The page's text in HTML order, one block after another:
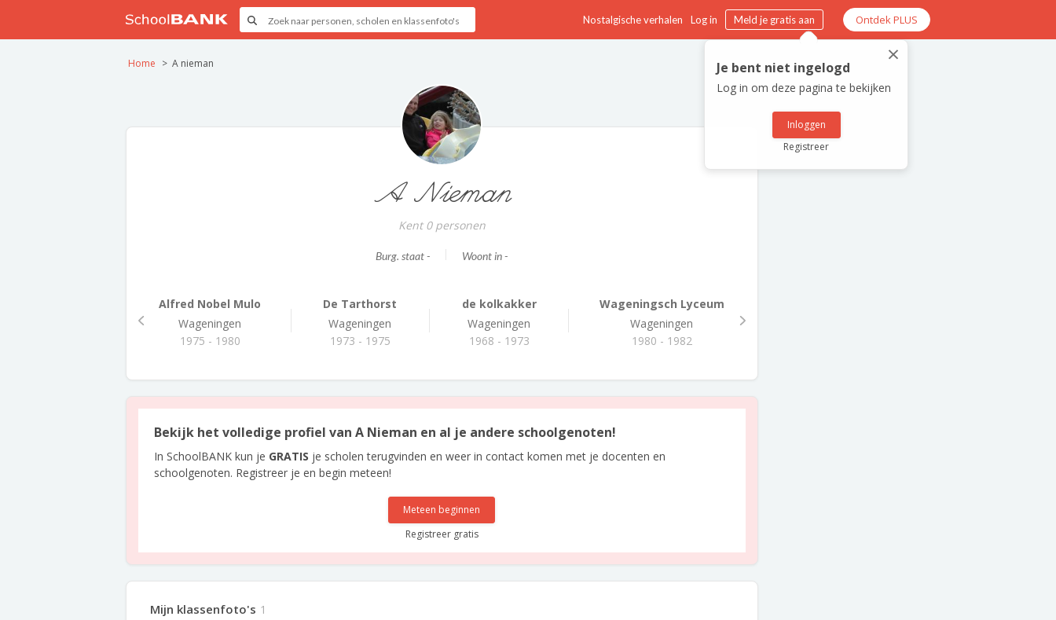
Nostalgische verhalen Log in Meld je gratis aan Ontdek PLUS
×
Je bent niet ingelogd
Log in om deze pagina te bekijken
Inloggen
Registreer
Home A nieman
A Nieman
Kent 0 personen
Burg. staat - Woont in -
Alfred Nobel Mulo
Wageningen
1975 - 1980
De Tarthorst
Wageningen
1973 - 1975
de kolkakker
Wageningen
1968 - 1973
Wageningsch Lyceum
Wageningen
1980 - 1982
Bekijk het volledige profiel van A Nieman en al je andere schoolgenoten!
In SchoolBANK kun je GRATIS je scholen terugvinden en weer in contact komen met je docenten en
schoolgenoten. Registreer je en begin meteen!
Meteen beginnen
Registreer gratis
Mijn klassenfoto's 1